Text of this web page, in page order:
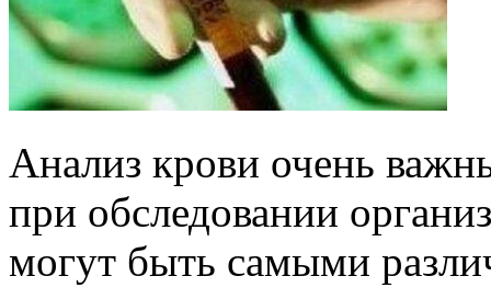
Анализ крови очень
при обследовании
могут быть самыми